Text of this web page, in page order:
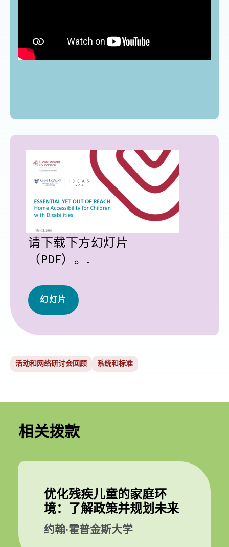
请下载下方幻灯片
（PDF）。.
幻灯片
活动和网络研讨会回顾 系统和标准
相关拨款
优化残疾儿童的家庭环
境：了解政策并规划未来
约翰·霍普金斯大学